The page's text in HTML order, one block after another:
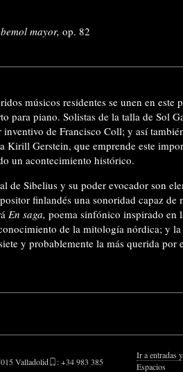
mayor, op. 82
músicos residentes se unen en este
para piano. Solistas de la talla de Sol
de Francisco Coll; y así
Kirill Gerstein, que emprende este
un acontecimiento histórico.
de Sibelius y su poder evocador son
finlandés una sonoridad capaz
En saga, poema sinfónico inspirado en
de la mitología nórdica; y la
y probablemente la más querida por
Valladolid
: +34 983 385
Ir a entradas
Espacios